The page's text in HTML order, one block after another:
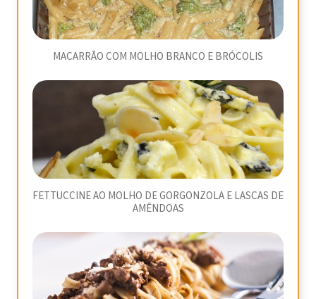
MACARRÃO COM MOLHO BRANCO E BRÓCOLIS
FETTUCCINE AO MOLHO DE GORGONZOLA E LASCAS DE
AMÊNDOAS